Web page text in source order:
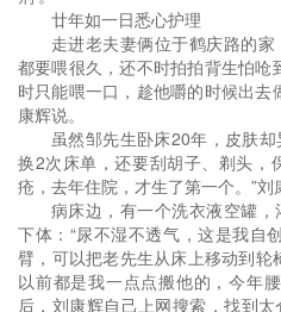
廿年如一日悉心护理
走进老夫妻俩位于鹤庆路的
都要喂很久，还不时拍拍背生怕呛
时只能喂一口，趁他嚼的时候出去
康辉说。
虽然邹先生卧床20年，皮肤
换2次床单，还要刮胡子、剃头，
疮，去年住院，才生了第一个。”刘
病床边，有一个洗衣液空罐
下体：“尿不湿不透气，这是我自
臂，可以把老先生从床上移动到轮
以前都是我一点点搬他的，今年
后，刘康辉自己上网搜索，找到